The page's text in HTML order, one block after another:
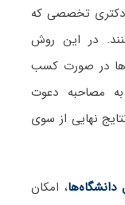
دکتری تخصصی که
در این روش
در صورت کسب
به مصاحبه دعوت
نهایی از سوی
، امکان